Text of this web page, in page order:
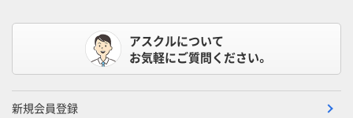
アスクルについて
お気軽にご質問ください。
新規会員登録